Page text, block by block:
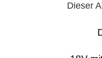
Dieser